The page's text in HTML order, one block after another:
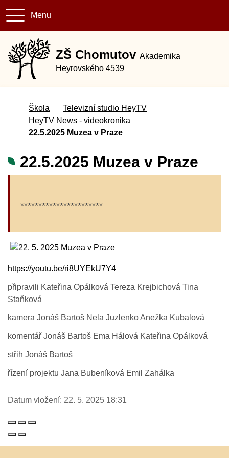
Menu
ZŠ ChomutovAkademika
Heyrovského 4539
Úvodní stránka
Škola
Televizní studio HeyTV
HeyTV News - videokronika
22.5.2025 Muzea v Praze
22.5.2025 Muzea v Praze
***********************
https://youtu.be/ri8UYEkU7Y4
připravili Kateřina Opálková Tereza Krejbichová Tina
Staňková
kamera Jonáš Bartoš Nela Juzlenko Anežka
Kubalová
komentář Jonáš Bartoš Ema Hálová Kateřina
Opálková
střih Jonáš Bartoš
řízení projektu Jana Bubeníková Emil Zahálka
Datum vložení: